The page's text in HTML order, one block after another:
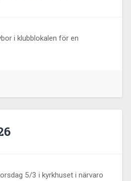
i klubblokalen för en
5/3 i kyrkhuset i närvaro